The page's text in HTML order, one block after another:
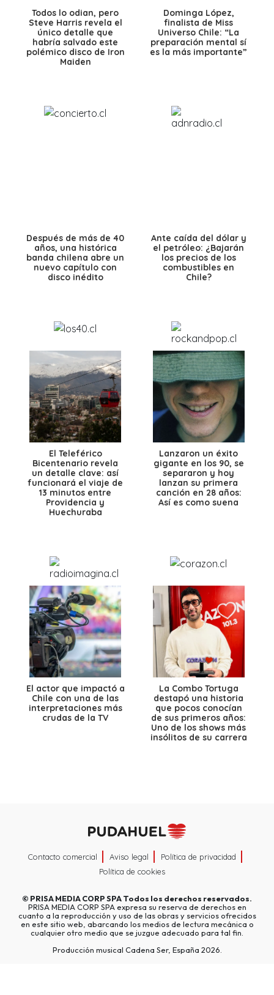
Todos lo odian, pero
Steve Harris revela el
único detalle que
habría salvado este
polémico disco de Iron
Maiden
Dominga López,
finalista de Miss
Universo Chile: “La
preparación mental sí
es la más importante”
Después de más de 40
años, una histórica
banda chilena abre un
nuevo capítulo con
disco inédito
Ante caída del dólar y
el petróleo: ¿Bajarán
los precios de los
combustibles en
Chile?
El Teleférico
Bicentenario revela
un detalle clave: así
funcionará el viaje de
13 minutos entre
Providencia y
Huechuraba
Lanzaron un éxito
gigante en los 90, se
separaron y hoy
lanzan su primera
canción en 28 años:
Así es como suena
El actor que impactó a
Chile con una de las
interpretaciones más
crudas de la TV
La Combo Tortuga
destapó una historia
que pocos conocían
de sus primeros años:
Uno de los shows más
insólitos de su carrera
Contacto comercial Aviso legal
Política de privacidad
Política de cookies
© PRISA MEDIA CORP SPATodos los derechos reservados.
PRISA MEDIA CORP SPA expresa su reserva de derechos en
cuanto a la reproducción y uso de las obras y servicios ofrecidos
en este sitio web, abarcando los medios de lectura mecánica o
cualquier otro medio que se juzgue adecuado para tal fin.
Producción musical Cadena Ser, España 2026.